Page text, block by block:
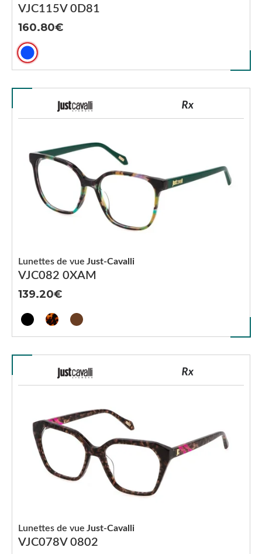
VJC115V 0D81
160.80
VJC082 0XAM
Lunettes de vue Just-Cavalli
139.20
VJC078V 0802
Lunettes de vue Just-Cavalli